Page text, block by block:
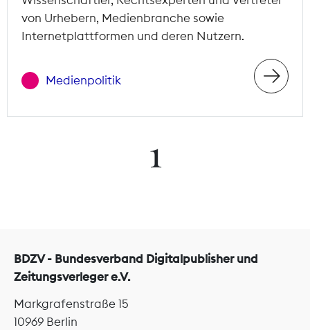
von Urhebern, Medienbranche sowie
Internetplattformen und deren Nutzern.
Medienpolitik
1
BDZV - Bundesverband Digitalpublisher und
Zeitungsverleger e.V.
Markgrafenstraße 15
10969 Berlin